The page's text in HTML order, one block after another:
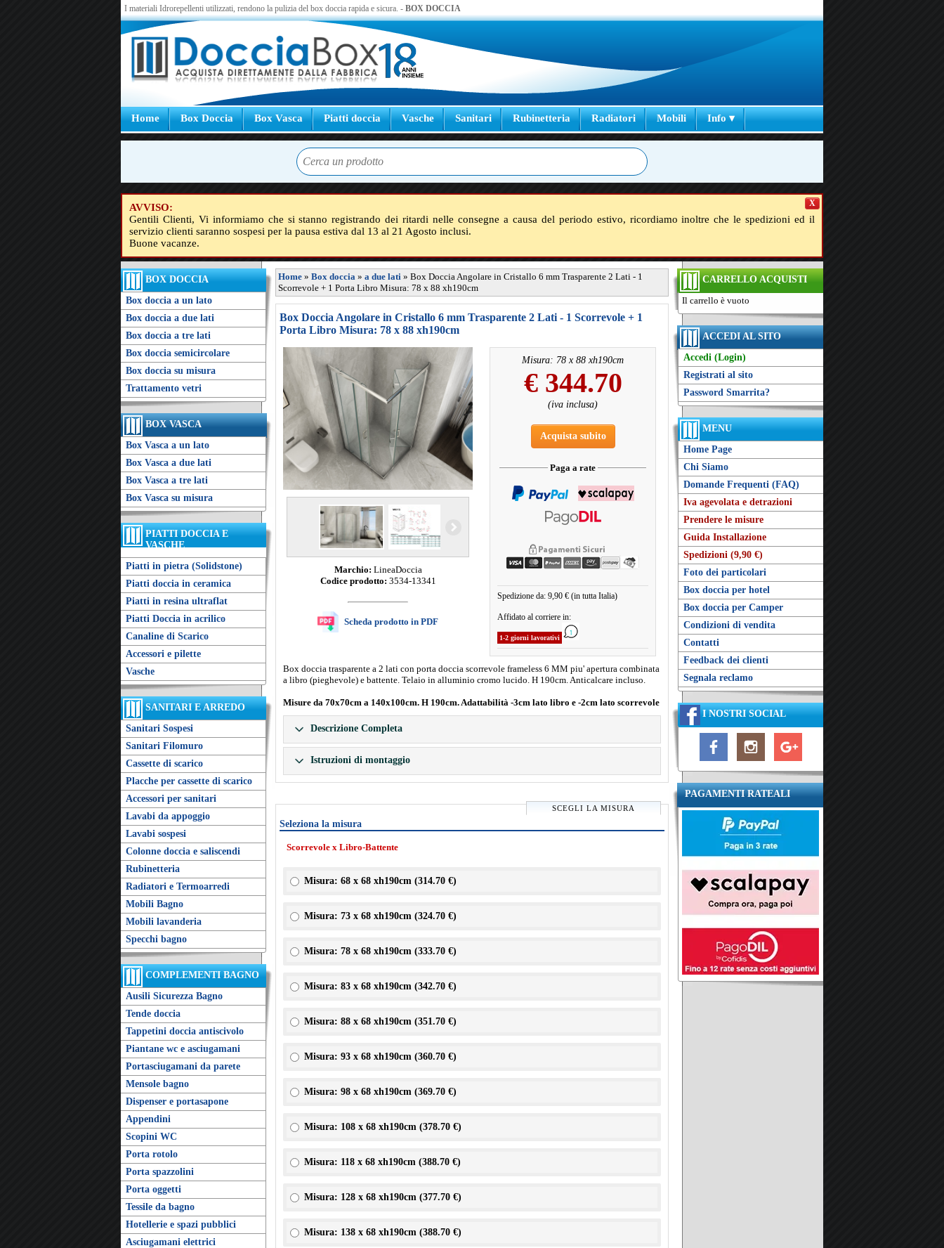
I materiali Idrorepellenti utilizzati, rendono la pulizia del box doccia rapida e sicura. - BOX DOCCIA
Home Box Doccia Box Vasca Piatti doccia Vasche Sanitari Rubinetteria Radiatori Mobili Info ▾
AVVISO:
Gentili Clienti, Vi informiamo che si stanno registrando dei ritardi nelle consegne a causa del periodo estivo, ricordiamo inoltre che le spedizioni ed il
servizio clienti saranno sospesi per la pausa estiva dal 13 al 21 Agosto inclusi.
Buone vacanze.
X
BOX DOCCIA
Box doccia a un lato
Box doccia a due lati
Box doccia a tre lati
Box doccia semicircolare
Box doccia su misura
Trattamento vetri
BOX VASCA
Box Vasca a un lato
Box Vasca a due lati
Box Vasca a tre lati
Box Vasca su misura
PIATTI DOCCIA E
VASCHE
Piatti in pietra (Solidstone)
Piatti doccia in ceramica
Piatti in resina ultraflat
Piatti Doccia in acrilico
Canaline di Scarico
Accessori e pilette
Vasche
SANITARI E ARREDO
Sanitari Sospesi
Sanitari Filomuro
Cassette di scarico
Placche per cassette di scarico
Accessori per sanitari
Lavabi da appoggio
Lavabi sospesi
Colonne doccia e saliscendi
Rubinetteria
Radiatori e Termoarredi
Mobili Bagno
Mobili lavanderia
Specchi bagno
COMPLEMENTI BAGNO
Ausili Sicurezza Bagno
Tende doccia
Tappetini doccia antiscivolo
Piantane wc e asciugamani
Portasciugamani da parete
Mensole bagno
Dispenser e portasapone
Appendini
Scopini WC
Porta rotolo
Porta spazzolini
Porta oggetti
Tessile da bagno
Hotellerie e spazi pubblici
Asciugamani elettrici
CARRELLO ACQUISTI
Il carrello è vuoto
ACCEDI AL SITO
Accedi (Login)
Registrati al sito
Password Smarrita?
MENU
Home Page
Chi Siamo
Domande Frequenti (FAQ)
Iva agevolata e detrazioni
Prendere le misure
Guida Installazione
Spedizioni (9,90 €)
Foto dei particolari
Box doccia per hotel
Box doccia per Camper
Condizioni di vendita
Contatti
Feedback dei clienti
Segnala reclamo
I NOSTRI SOCIAL
PAGAMENTI RATEALI
Home » Box doccia » a due lati » Box Doccia Angolare in Cristallo 6 mm Trasparente 2 Lati - 1
Scorrevole + 1 Porta Libro Misura: 78 x 88 xh190cm
Box Doccia Angolare in Cristallo 6 mm Trasparente 2 Lati - 1 Scorrevole + 1
Porta Libro Misura: 78 x 88 xh190cm
Marchio: LineaDoccia
Codice prodotto: 3534-13341
Scheda prodotto in PDF
Misura: 78 x 88 xh190cm
€ 344.70
(iva inclusa)
Acquista subito
Paga a rate
Spedizione da: 9,90 € (in tutta Italia)
Affidato al corriere in:
1-2 giorni lavorativi
Box doccia trasparente a 2 lati con porta doccia scorrevole frameless 6 MM piu' apertura combinata
a libro (pieghevole) e battente. Telaio in alluminio cromo lucido. H 190cm. Anticalcare incluso.
Misure da 70x70cm a 140x100cm. H 190cm. Adattabilità -3cm lato libro e -2cm lato scorrevole
Descrizione Completa
Istruzioni di montaggio
SCEGLI LA MISURA
Seleziona la misura
Scorrevole x Libro-Battente
Misura: 68 x 68 xh190cm (314.70 €)
Misura: 73 x 68 xh190cm (324.70 €)
Misura: 78 x 68 xh190cm (333.70 €)
Misura: 83 x 68 xh190cm (342.70 €)
Misura: 88 x 68 xh190cm (351.70 €)
Misura: 93 x 68 xh190cm (360.70 €)
Misura: 98 x 68 xh190cm (369.70 €)
Misura: 108 x 68 xh190cm (378.70 €)
Misura: 118 x 68 xh190cm (388.70 €)
Misura: 128 x 68 xh190cm (377.70 €)
Misura: 138 x 68 xh190cm (388.70 €)